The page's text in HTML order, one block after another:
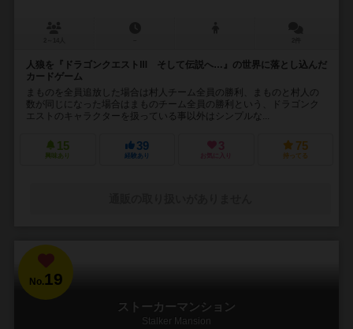
人狼を『ドラゴンクエストⅢ そして伝説へ…』の世界に落とし込んだ
カードゲーム
まものを全員追放した場合は村人チーム全員の勝利、まものと村人の
数が同じになった場合はまものチーム全員の勝利という、ドラゴンク
エストのキャラクターを扱っている事以外はシンプルな...
15
興味あり
39
経験あり
3
お気に入り
75
持ってる
No.19
ストーカーマンション
Stalker Mansion